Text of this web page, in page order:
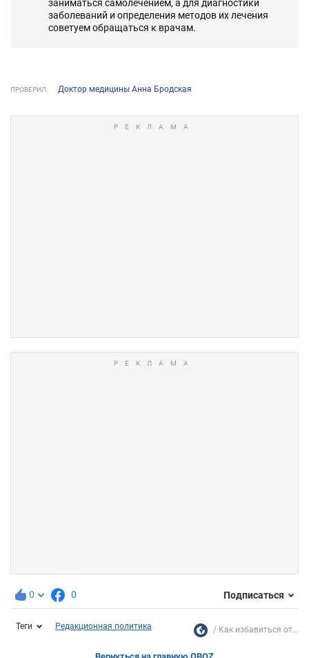
заниматься самолечением, а для диагностики
заболеваний и определения методов их лечения
советуем обращаться к врачам.
ПРОВЕРИЛ: Доктор медицины Анна Бродская
0 0 Подписаться
Теги Редакционная политика Как избавиться от...